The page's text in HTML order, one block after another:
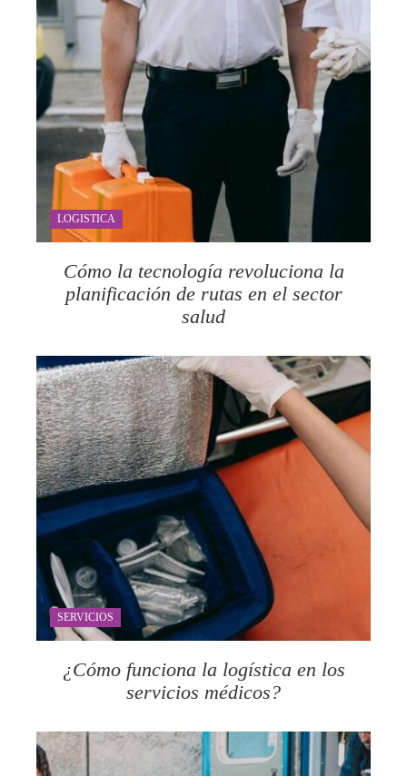
LOGISTICA
Cómo la tecnología revoluciona la
planificación de rutas en el sector
salud
SERVICIOS
¿Cómo funciona la logística en los
servicios médicos?